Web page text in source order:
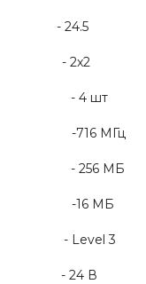
dBi - 24.5
- 2x2
- 4 шт
-716 МГц
МБ
-16 МБ
- Level 3
24 В